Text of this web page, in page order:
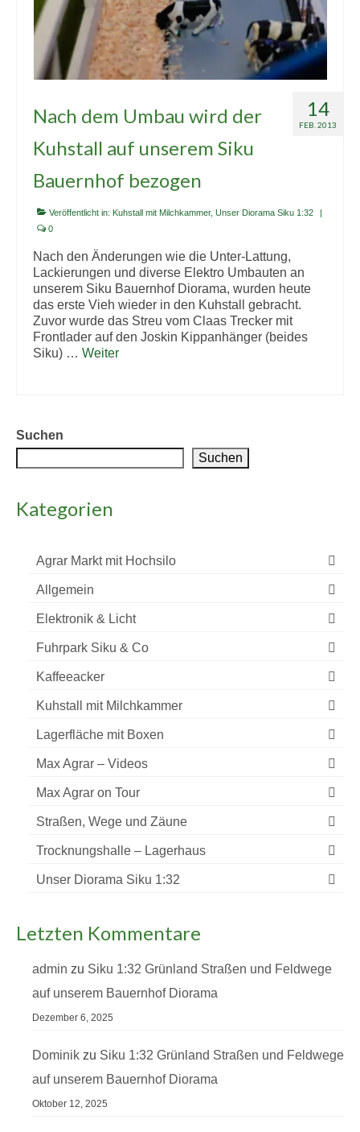
14
FEB. 2013
Nach dem Umbau wird der
Kuhstall auf unserem Siku
Bauernhof bezogen
Veröffentlicht in: Kuhstall mit Milchkammer, Unser Diorama Siku 1:32
|
0
Nach den Änderungen wie die Unter-Lattung,
Lackierungen und diverse Elektro Umbauten an
unserem Siku Bauernhof Diorama, wurden heute
das erste Vieh wieder in den Kuhstall gebracht.
Zuvor wurde das Streu vom Claas Trecker mit
Frontlader auf den Joskin Kippanhänger (beides
Siku) … Weiter
Suchen
Suchen
Kategorien
Agrar Markt mit Hochsilo
Allgemein
Elektronik & Licht
Fuhrpark Siku & Co
Kaffeeacker
Kuhstall mit Milchkammer
Lagerfläche mit Boxen
Max Agrar – Videos
Max Agrar on Tour
Straßen, Wege und Zäune
Trocknungshalle – Lagerhaus
Unser Diorama Siku 1:32
Letzten Kommentare
admin zu Siku 1:32 Grünland Straßen und Feldwege
auf unserem Bauernhof Diorama
Dezember 6, 2025
Dominik zu Siku 1:32 Grünland Straßen und Feldwege
auf unserem Bauernhof Diorama
Oktober 12, 2025